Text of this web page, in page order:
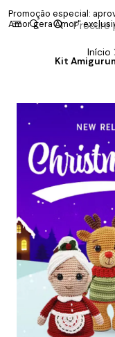
Promoção especial:
Amor gera Amor"
Início
Kit